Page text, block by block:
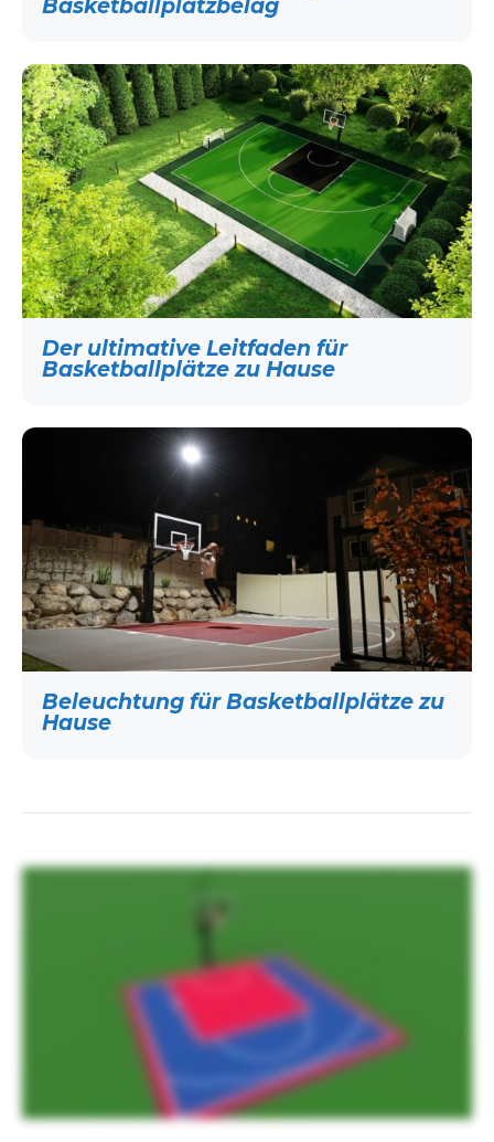
Basketballplatzbelag
Der ultimative Leitfaden für
Basketballplätze zu Hause
Beleuchtung für Basketballplätze zu
Hause